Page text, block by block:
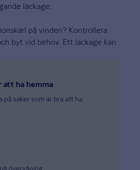
läckage.
på vinden? Kontrollera
byt vid behov. Ett läckage kan
att ha hemma
på saker som är bra att ha